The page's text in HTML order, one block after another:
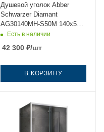
Душевой уголок Abber
Schwarzer Diamant
AG30140MH-S50M 140х50
стекло матовое профиль
Есть в наличии
42 300₽/шт
В КОРЗИНУ